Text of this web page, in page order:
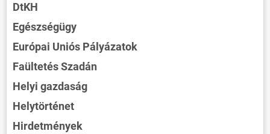
DtKH
Egészségügy
Európai Uniós Pályázatok
Faültetés Szadán
Helyi gazdaság
Helytörténet
Hirdetmények